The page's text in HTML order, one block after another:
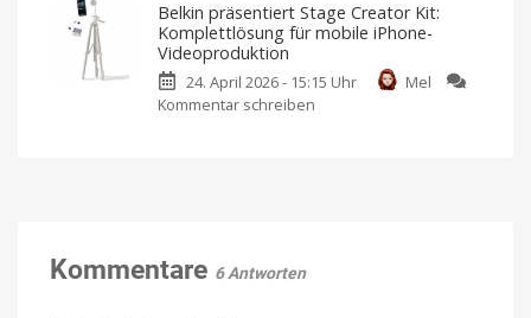
im
Video
Jetzt
YouTube
ansehen
Mobile
8P:
Neuer
Gimbal
mit
159
Belkin präsentiert Stage Creator Kit:
Komplettlösung für mobile iPhone-
Videoproduktion
24. April 2026 - 15:15 Uhr
Mel
Kommentar schreiben
Kommentare 6 Antworten